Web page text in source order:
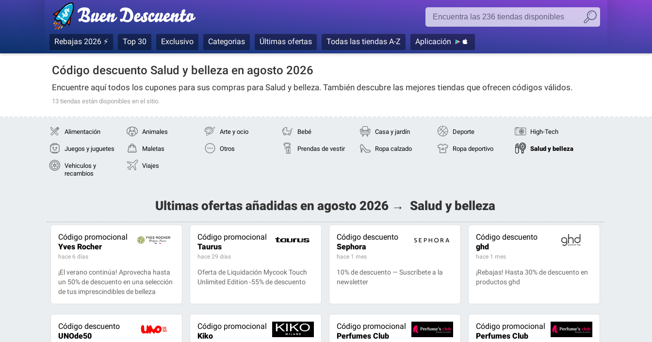
Rebajas 2026 ⚡ Top 30 Exclusivo Categorias Últimas ofertas Todas las tiendas A-Z Aplicación
Código descuento Salud y belleza en agosto 2026
Encuentre aquí todos los cupones para sus compras para Salud y belleza. También descubre las mejores tiendas que ofrecen códigos válidos.
13 tiendas están disponibles en el sitio.
Alimentación Animales Arte y ocio Bebé Casa y jardín Deporte High-Tech
Juegos y juguetes Maletas Otros Prendas de vestir Ropa calzado Ropa deportivo Salud y belleza
Vehiculos y
recambios
Viajes
Ultimas ofertas añadidas en agosto 2026 → Salud y belleza
Código promocional
Yves Rocher
hace 6 días
¡El verano continúa! Aprovecha hasta
un 50% de descuento en una selección
de tus imprescindibles de belleza
Código promocional
Taurus
hace 29 días
Oferta de Liquidación Mycook Touch
Unlimited Edition -55% de descuento
Código descuento
Sephora
hace 1 mes
10% de descuento — Suscríbete a la
newsletter
Código descuento
ghd
hace 1 mes
¡Rebajas! Hasta 30% de descuento en
productos ghd
Código descuento
UNOde50
Código promocional
Kiko
Código promocional
Perfumes Club
Código promocional
Perfumes Club